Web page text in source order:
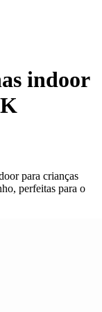
indoor
para crianças
perfeitas para o